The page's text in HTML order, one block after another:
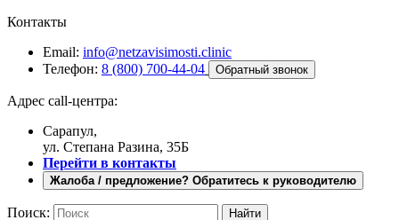
Контакты
Email: info@netzavisimosti.clinic
Телефон: 8 (800) 700-44-04 Обратный звонок
Адрес call-центра:
Сарапул,
ул. Степана Разина, 35Б
Перейти в контакты
Жалоба / предложение? Обратитесь к руководителю
Поиск: